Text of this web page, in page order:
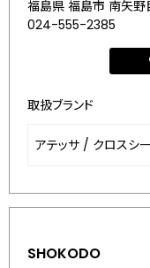
福島県 福島市 南矢
024-555-2385
取扱ブランド
アテッサ / クロスシー
SHOKODO